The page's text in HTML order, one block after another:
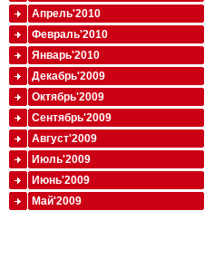
Апрель'2010
Февраль'2010
Январь'2010
Декабрь'2009
Октябрь'2009
Сентябрь'2009
Август'2009
Июль'2009
Июнь'2009
Май'2009